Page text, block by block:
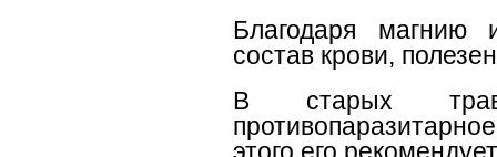
Благодаря
состав крови,
В старых